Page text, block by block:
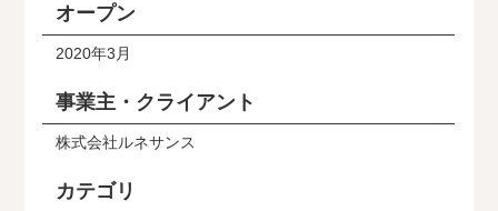
オープン
2020年3月
事業主・クライアント
株式会社ルネサンス
カテゴリ